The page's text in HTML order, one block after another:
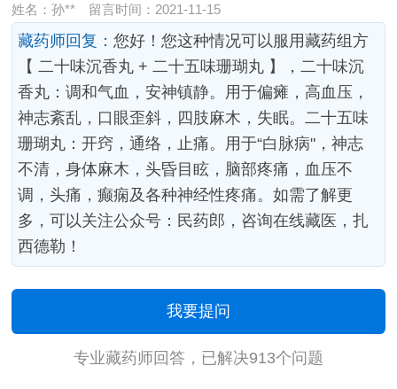
姓名：孙**留言时间：2021-11-15
藏药师回复：您好！您这种情况可以服用藏药组方
【 二十味沉香丸 + 二十五味珊瑚丸 】，二十味沉
香丸：调和气血，安神镇静。用于偏瘫，高血压，
神志紊乱，口眼歪斜，四肢麻木，失眠。二十五味
珊瑚丸：开窍，通络，止痛。用于“白脉病"，神志
不清，身体麻木，头昏目眩，脑部疼痛，血压不
调，头痛，癫痫及各种神经性疼痛。如需了解更
多，可以关注公众号：民药郎，咨询在线藏医，扎
西德勒！
我要提问
专业藏药师回答，已解决913个问题